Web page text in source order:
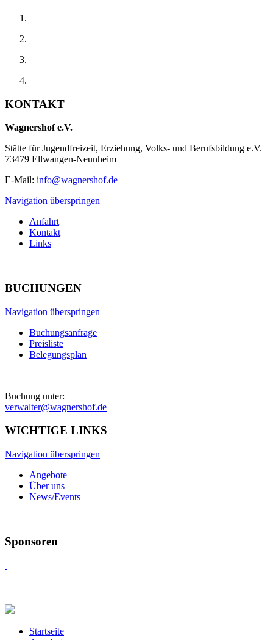
KONTAKT
Wagnershof e.V.
Stätte für Jugendfreizeit, Erziehung, Volks- und Berufsbildung e.V.
73479 Ellwangen-Neunheim
E-Mail: info@wagnershof.de
Navigation überspringen
Anfahrt
Kontakt
Links
BUCHUNGEN
Navigation überspringen
Buchungsanfrage
Preisliste
Belegungsplan
Buchung unter:
verwalter@wagnershof.de
WICHTIGE LINKS
Navigation überspringen
Angebote
Über uns
News/Events
Sponsoren
Startseite